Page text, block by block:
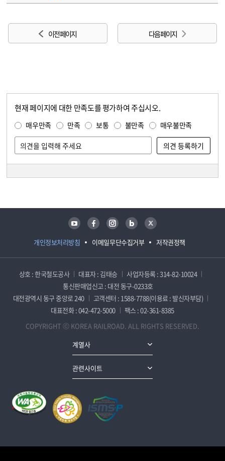
이전 페이지 다음 페이지
현재 페이지에 대한 만족도를 평가하여 주십시오.
매우만족 만족 보통 불만족 매우불만족
개인정보처리방침 이메일무단수집거부 저작권정책
유튜브 페이스북 인스타그램 블로그 트위터
상호 : 한국철도공사 대표자 : 김태승
사업자등록 : 314-82-10024
통신판매업신고 : 대전 동구-0233호
대전광역시 동구 중앙로 240
고객센터 : 1588-7788(이용료 : 발신자부담)
대표전화 : 042-472-5000
팩스 : 02-361-8385
COPYRIGHT ⓒ KOREA RAILROAD. ALL RIGHTS RESERVED.
계열사
관련사이트